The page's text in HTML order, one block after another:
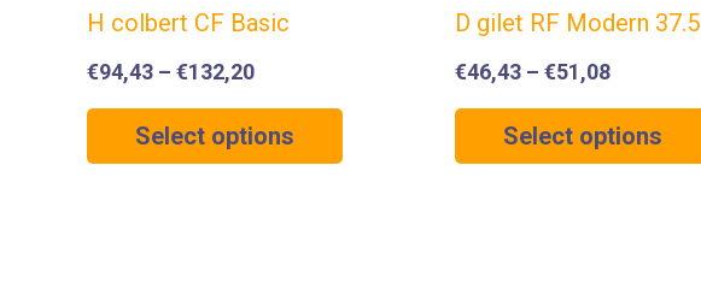
H colbert CF Basic
€94,43 – €132,20
Select options
D gilet RF Modern 37.5
€46,43 – €51,08
Select options